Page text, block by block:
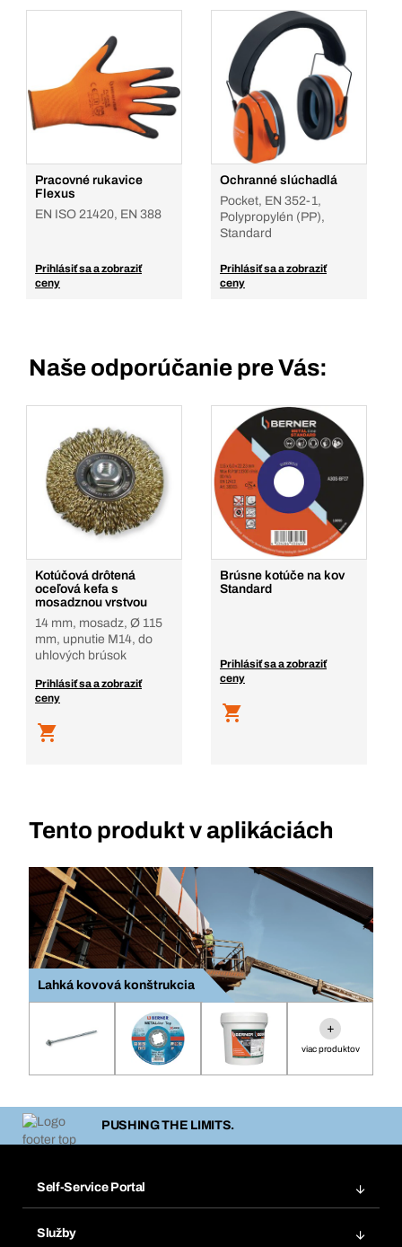
Pracovné rukavice
Flexus
EN ISO 21420, EN 388
Prihlásiť sa a zobraziť
ceny
Ochranné slúchadlá
Pocket, EN 352-1,
Polypropylén (PP),
Standard
Prihlásiť sa a zobraziť
ceny
Naše odporúčanie pre Vás:
Kotúčová drôtená
oceľová kefa s
mosadznou vrstvou
14 mm, mosadz, Ø 115
mm, upnutie M14, do
uhlových brúsok
Prihlásiť sa a zobraziť
ceny
Brúsne kotúče na kov
Standard
Prihlásiť sa a zobraziť
ceny
Tento produkt v aplikáciách
Lahká kovová konštrukcia
+
viac produktov
PUSHING THE LIMITS.
Self-Service Portal
Služby